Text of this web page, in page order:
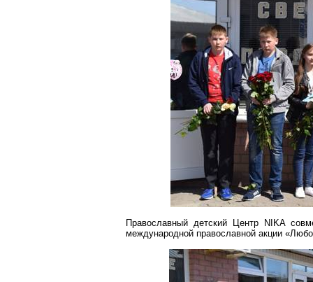
Православный детский Центр NIKA
международной православной акции